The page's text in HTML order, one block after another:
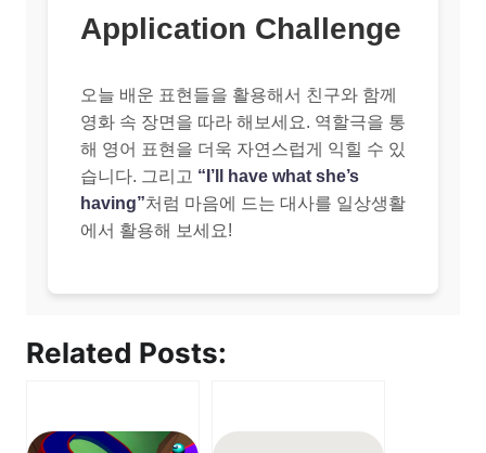
Application Challenge
오늘 배운 표현들을 활용해서 친구와 함께
영화 속 장면을 따라 해보세요. 역할극을 통
해 영어 표현을 더욱 자연스럽게 익힐 수 있
습니다. 그리고 “I’ll have what she’s
having”처럼 마음에 드는 대사를 일상생활
에서 활용해 보세요!
Related Posts: